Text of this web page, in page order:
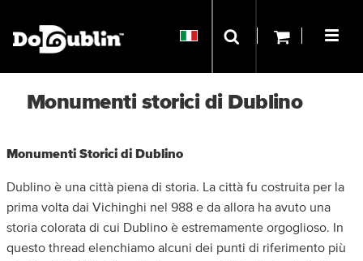
Monumenti storici di Dublino
Monumenti Storici di Dublino
Dublino è una città piena di storia. La città fu costruita per la
prima volta dai Vichinghi nel 988 e da allora ha avuto una
storia colorata di cui Dublino è estremamente orgoglioso. In
questo thread elenchiamo alcuni dei punti di riferimento più